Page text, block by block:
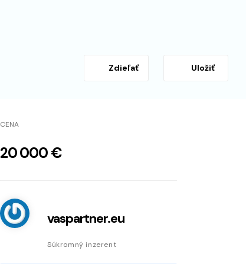
Zdieľať Uložiť
CENA
20 000 €
vaspartner.eu
Súkromný inzerent